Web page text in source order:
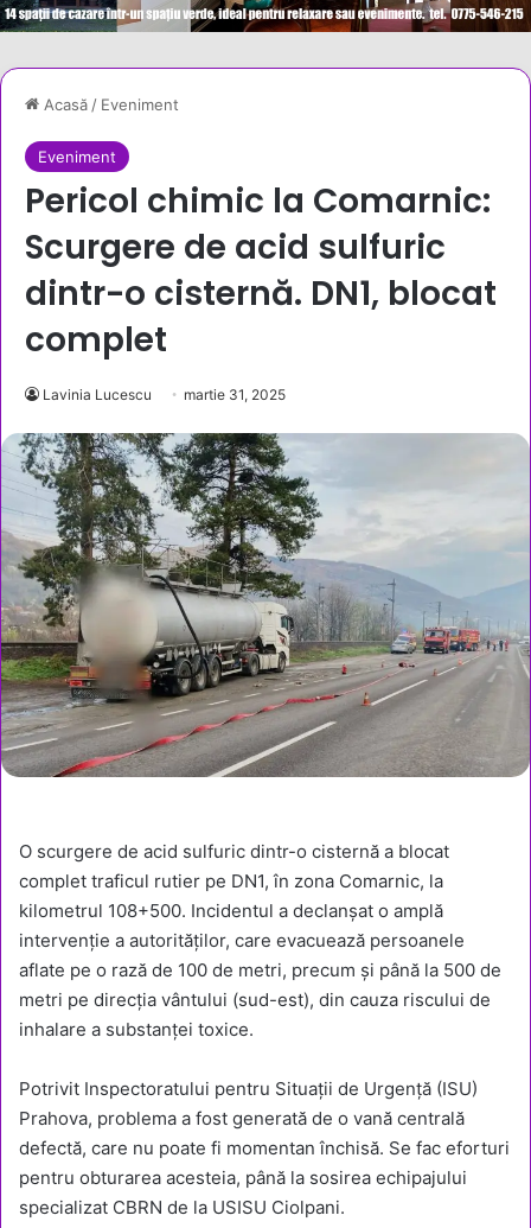
Acasă/ Eveniment
Eveniment
Pericol chimic la Comarnic:
Scurgere de acid sulfuric
dintr-o cisternă. DN1, blocat
complet
Lavinia Lucescu martie 31, 2025
O scurgere de acid sulfuric dintr-o cisternă a blocat
complet traficul rutier pe DN1, în zona Comarnic, la
kilometrul 108+500. Incidentul a declanșat o amplă
intervenție a autorităților, care evacuează persoanele
aflate pe o rază de 100 de metri, precum și până la 500 de
metri pe direcția vântului (sud-est), din cauza riscului de
inhalare a substanței toxice.
Potrivit Inspectoratului pentru Situații de Urgență (ISU)
Prahova, problema a fost generată de o vană centrală
defectă, care nu poate fi momentan închisă. Se fac eforturi
pentru obturarea acesteia, până la sosirea echipajului
specializat CBRN de la USISU Ciolpani.